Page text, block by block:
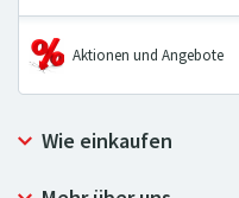
Aktionen und Angebote
Wie einkaufen